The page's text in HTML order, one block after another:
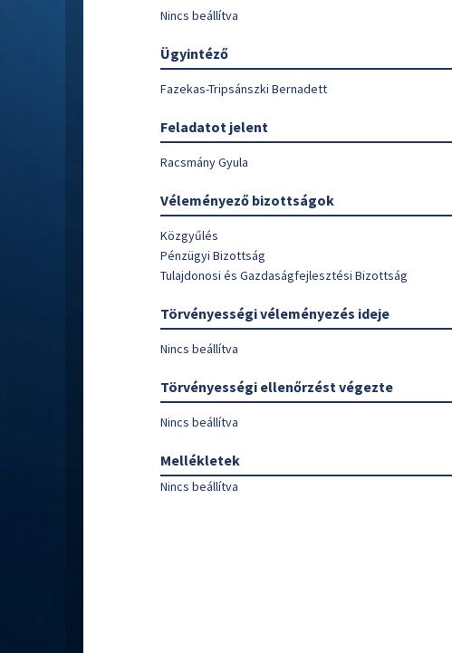
Nincs beállítva
Ügyintéző
Fazekas-Tripsánszki Bernadett
Feladatot jelent
Racsmány Gyula
Véleményező bizottságok
Közgyűlés
Pénzügyi Bizottság
Tulajdonosi és Gazdaságfejlesztési Bizottság
Törvényességi véleményezés ideje
Nincs beállítva
Törvényességi ellenőrzést végezte
Nincs beállítva
Mellékletek
Nincs beállítva